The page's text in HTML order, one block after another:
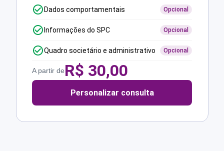
Dados comportamentais Opcional
Informações do SPC Opcional
Quadro societário e administrativo Opcional
A partir deR$ 30,00
Personalizar consulta